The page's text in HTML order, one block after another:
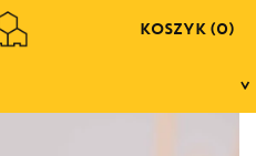
KOSZYK
KOSZYK (0)